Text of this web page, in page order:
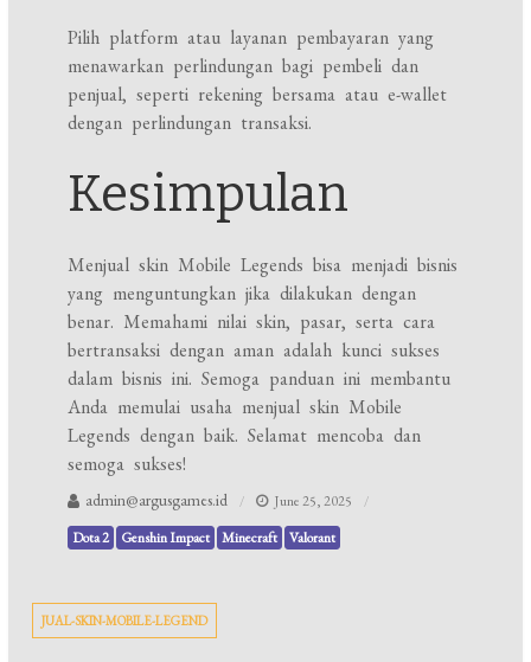
Pilih platform atau layanan pembayaran yang
menawarkan perlindungan bagi pembeli dan
penjual, seperti rekening bersama atau e-wallet
dengan perlindungan transaksi.
Kesimpulan
Menjual skin Mobile Legends bisa menjadi bisnis
yang menguntungkan jika dilakukan dengan
benar. Memahami nilai skin, pasar, serta cara
bertransaksi dengan aman adalah kunci sukses
dalam bisnis ini. Semoga panduan ini membantu
Anda memulai usaha menjual skin Mobile
Legends dengan baik. Selamat mencoba dan
semoga sukses!
admin@argusgames.id
June 25, 2025
Dota 2
Genshin Impact Minecraft Valorant
JUAL-SKIN-MOBILE-LEGEND